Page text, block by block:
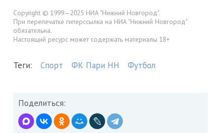
Copyright © 1999—2025 НИА "Нижний Новгород".
При перепечатке гиперссылка на НИА "Нижний Новгород"
обязательна.
Настоящий ресурс может содержать материалы 18+
Теги: Спорт ФК Пари НН Футбол
Поделиться: